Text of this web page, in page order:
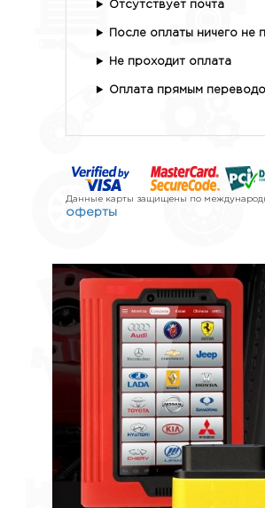
Отсутствует почта
После оплаты ничего не
Не проходит оплата
Оплата прямым
Данные карты защищены по
оферты